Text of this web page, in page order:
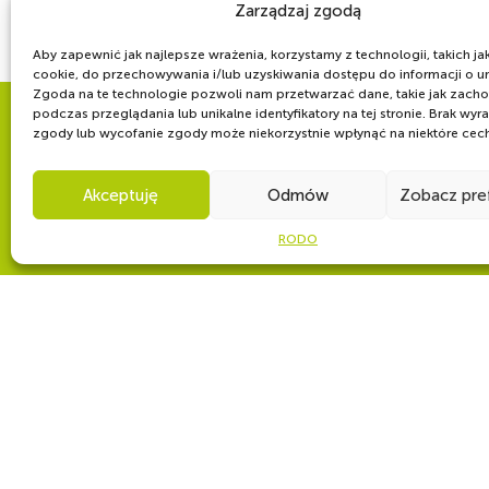
Zarządzaj zgodą
Aby zapewnić jak najlepsze wrażenia, korzystamy z technologii, takich
cookie, do przechowywania i/lub uzyskiwania dostępu do informacji o
Zgoda na te technologie pozwoli nam przetwarzać dane, takie jak
podczas przeglądania lub unikalne identyfikatory na tej stronie. Brak
zgody lub wycofanie zgody może niekorzystnie wpłynąć na niektóre
Akceptuję Odmów Zobacz
RODO
Twoje wsparcie, nasza